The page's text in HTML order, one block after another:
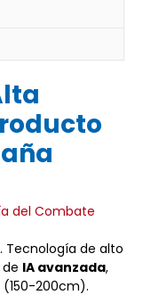
del Combate
Tecnología de alto
IA avanzada,
200cm).